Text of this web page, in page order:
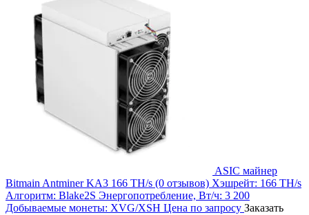
ASIC майнер
Bitmain Antminer KA3 166 TH/s (0 отзывов) Хэшрейт: 166 TH/s
Алгоритм: Blake2S Энергопотребление, Вт/ч: 3 200
Добываемые монеты: XVG/XSH Цена по запросу Заказать